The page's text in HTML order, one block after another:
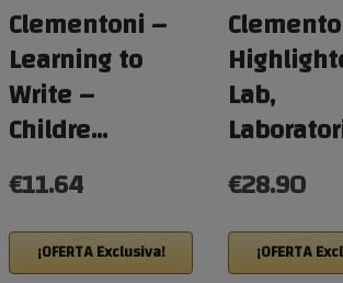
Clementoni –
Learning to
Write –
Childre…
€11.64
¡OFERTA Exclusiva!
Lab,
€28.90
¡OFERTA